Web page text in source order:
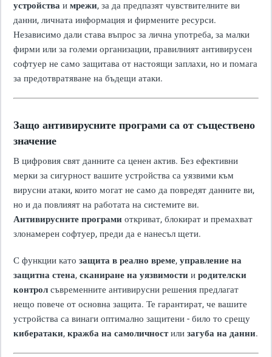
устройства и мрежи, за да предпазят чувствителните ви
данни, личната информация и фирмените ресурси.
Независимо дали става въпрос за лична употреба, за малки
фирми или за големи организации, правилният антивирусен
софтуер не само защитава от настоящи заплахи, но и помага
за предотвратяване на бъдещи атаки.
Защо антивирусните програми са от съществено
значение
В цифровия свят данните са ценен актив. Без ефективни
мерки за сигурност вашите устройства са уязвими към
вирусни атаки, които могат не само да повредят данните ви,
но и да повлияят на работата на системите ви.
Антивирусните програми откриват, блокират и премахват
злонамерен софтуер, преди да е нанесъл щети.
С функции като защита в реално време, управление на
защитна стена, сканиране на уязвимости и родителски
контрол съвременните антивирусни решения предлагат
нещо повече от основна защита. Те гарантират, че вашите
устройства са винаги оптимално защитени - било то срещу
кибератаки, кражба на самоличностили загуба на данни.